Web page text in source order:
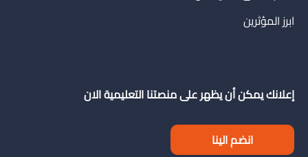
ابرز المؤثرين
إعلانك يمكن أن يظهر على منصتنا التعليمية الان
انضم الينا